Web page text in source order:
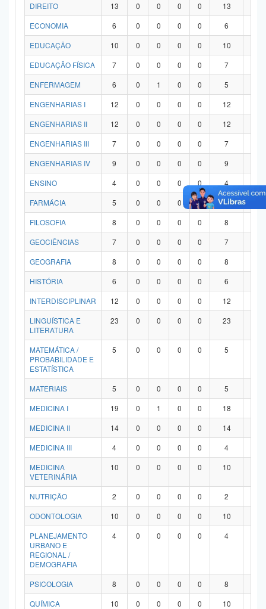
DIREITO 13 0 0 0 0 13
ECONOMIA
6 0 0 0 0 6
EDUCAÇÃO
10 0 0 0 0 10
EDUCAÇÃO FÍSICA
7 0 0 0 0 7
ENFERMAGEM
6 0 1 0 0 5
ENGENHARIAS I
12 0 0 0 0 12
ENGENHARIAS II
12 0 0 0 0 12
ENGENHARIAS III
7 0 0 0 0 7
ENGENHARIAS IV
9 0 0 0 0 9
ENSINO
4 0 0 0 0 4
FARMÁCIA
5 0 0 0 0 5
FILOSOFIA
8 0 0 0 0 8
GEOCIÊNCIAS
7 0 0 0 0 7
GEOGRAFIA
8 0 0 0 0 8
HISTÓRIA
6 0 0 0 0 6
INTERDISCIPLINAR
12 0 0 0 0 12
LINGUÍSTICA E
LITERATURA
23 0 0 0 0 23
MATEMÁTICA /
PROBABILIDADE E
ESTATÍSTICA
5 0 0 0 0 5
MATERIAIS 5 0 0 0 0 5
MEDICINA I
19 0 1 0 0 18
MEDICINA II
14 0 0 0 0 14
MEDICINA III
4 0 0 0 0 4
MEDICINA
VETERINÁRIA
10 0 0 0 0 10
NUTRIÇÃO 2 0 0 0 0 2
ODONTOLOGIA
10 0 0 0 0 10
PLANEJAMENTO
URBANO E
REGIONAL /
DEMOGRAFIA
4 0 0 0 0 4
PSICOLOGIA 8 0 0 0 0 8
QUÍMICA
10 0 0 0 0 10